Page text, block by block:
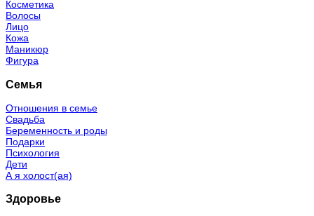
Косметика
Волосы
Лицо
Кожа
Маникюр
Фигура
Семья
Отношения в семье
Свадьба
Беременность и роды
Подарки
Психология
Дети
А я холост(ая)
Здоровье